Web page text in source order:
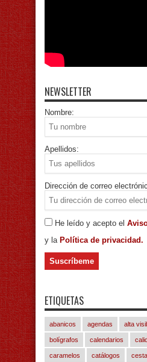
NEWSLETTER
Nombre:
Apellidos:
Dirección de correo
He leído y acepto el
y la Política de privacidad.
ETIQUETAS
abanicos agendas alta
bolígrafos calendarios
caramelos catálogos